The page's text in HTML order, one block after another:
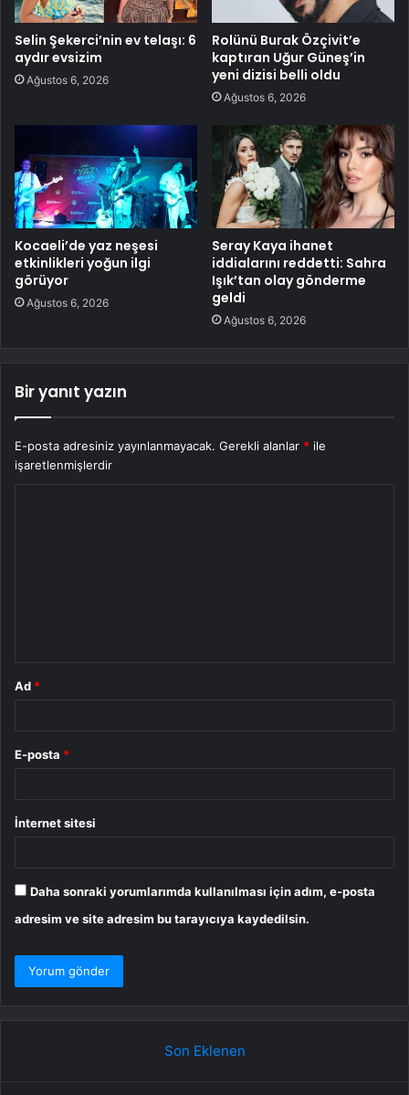
Selin Şekerci’nin ev telaşı: 6
aydır evsizim
Ağustos 6, 2026
Rolünü Burak Özçivit’e
kaptıran Uğur Güneş’in
yeni dizisi belli oldu
Ağustos 6, 2026
Kocaeli’de yaz neşesi
etkinlikleri yoğun ilgi
görüyor
Ağustos 6, 2026
Seray Kaya ihanet
iddialarını reddetti: Sahra
Işık’tan olay gönderme
geldi
Ağustos 6, 2026
Bir yanıt yazın
E-posta adresiniz yayınlanmayacak. Gerekli alanlar * ile
işaretlenmişlerdir
Ad *
E-posta *
İnternet sitesi
Daha sonraki yorumlarımda kullanılması için adım, e-posta
adresim ve site adresim bu tarayıcıya kaydedilsin.
Son Eklenen